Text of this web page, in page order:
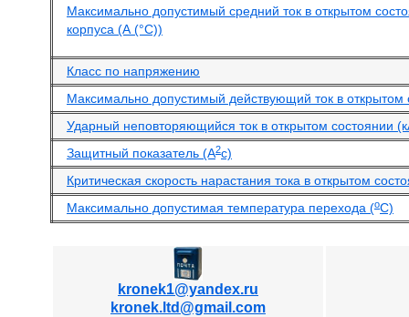
Максимально допустимый средний ток в открытом
корпуса (А (°С))
Класс по напряжению
Максимально допустимый действующий ток в открытом
Ударный неповторяющийся ток в открытом состоянии
Защитный показатель (А2с)
Критическая скорость нарастания тока в открытом
Максимально допустимая температура перехода (oС)
kronek1@yandex.ru
kronek.ltd@gmail.com